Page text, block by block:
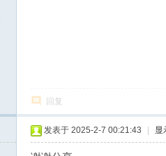
回复
发表于 2025-2-7 00:21:43 显